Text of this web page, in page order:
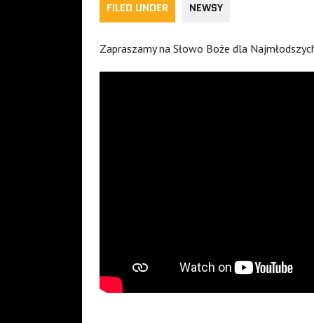
FILED UNDER NEWSY
Zapraszamy na Słowo Boże dla